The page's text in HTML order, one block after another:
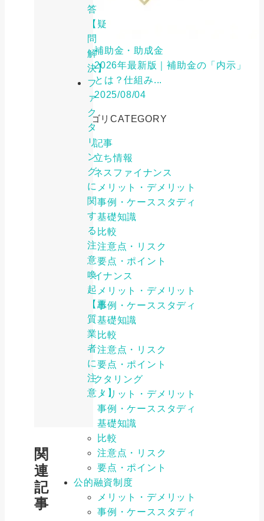
答
【疑
問
解
決】
フ
ァ
ク
タ
リ
ン
グ
に
関
す
る
注
意
喚
起
【悪
質
業
者
に
注
意！】
関
連
記
事
補助金・助成金
2026年最新版｜補助金の「内示」
とは？仕組み...
2025/08/04
カテゴリCATEGORY
特集記事
お役立ち情報
ビジネスファイナンス
メリット・デメリット
事例・ケーススタディ
基礎知識
比較
注意点・リスク
要点・ポイント
ファイナンス
メリット・デメリット
事例・ケーススタディ
基礎知識
比較
注意点・リスク
要点・ポイント
ファクタリング
メリット・デメリット
事例・ケーススタディ
基礎知識
比較
注意点・リスク
要点・ポイント
公的融資制度
メリット・デメリット
事例・ケーススタディ